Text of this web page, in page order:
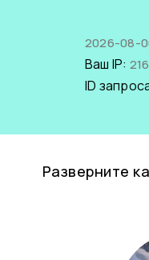
2026-08-
Ваш IP:
ID
Разверните